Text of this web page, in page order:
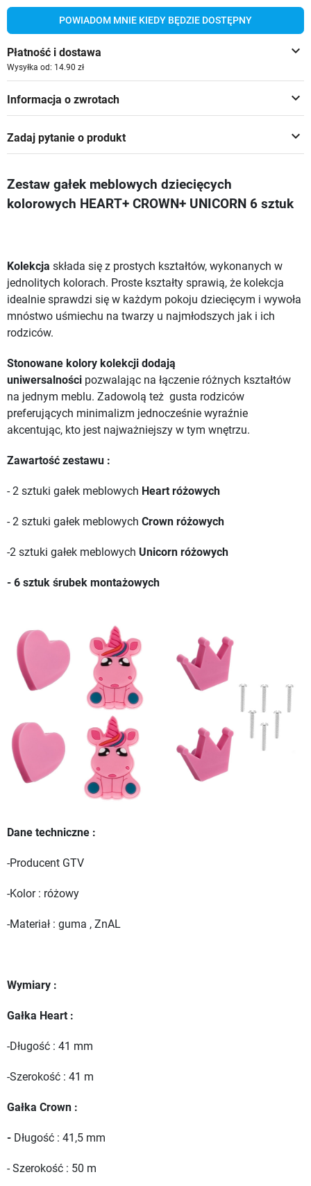
POWIADOM MNIE KIEDY BĘDZIE DOSTĘPNY
keyboard_arrow_down
Płatność i dostawa
Wysyłka od: 14.90 zł
keyboard_arrow_down
Informacja o zwrotach
keyboard_arrow_down
Zadaj pytanie o produkt
Zestaw gałek meblowych dziecięcych
kolorowych HEART+ CROWN+ UNICORN 6 sztuk
Kolekcja składa się z prostych kształtów, wykonanych w
jednolitych kolorach. Proste kształty sprawią, że kolekcja
idealnie sprawdzi się w każdym pokoju dziecięcym i wywoła
mnóstwo uśmiechu na twarzy u najmłodszych jak i ich
rodziców.
Stonowane kolory kolekcji dodają
uniwersalności pozwalając na łączenie różnych kształtów
na jednym meblu. Zadowolą też gusta rodziców
preferujących minimalizm jednocześnie wyraźnie
akcentując, kto jest najważniejszy w tym wnętrzu.
Zawartość zestawu :
- 2 sztuki gałek meblowych Heart różowych
- 2 sztuki gałek meblowych Crown różowych
-2 sztuki gałek meblowych Unicorn różowych
- 6 sztuk śrubek montażowych
Dane techniczne :
-Producent GTV
-Kolor : różowy
-Materiał : guma , ZnAL
Wymiary :
Gałka Heart :
-Długość : 41 mm
-Szerokość : 41 m
Gałka Crown :
- Długość : 41,5 mm
- Szerokość : 50 m